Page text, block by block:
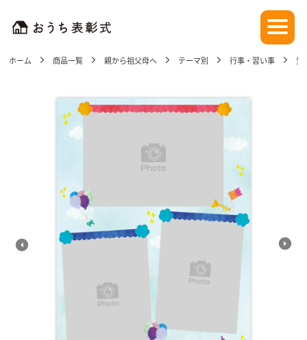
ホーム 商品一覧 親から祖父母へ テーマ別 行事・習い事 生